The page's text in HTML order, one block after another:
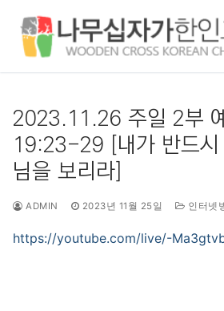
2023.11.26 주일 2부
19:23-29 [내가 반드시
님을 보리라]
ADMIN 2023년 11월 25일 인터넷
https://youtube.com/live/-